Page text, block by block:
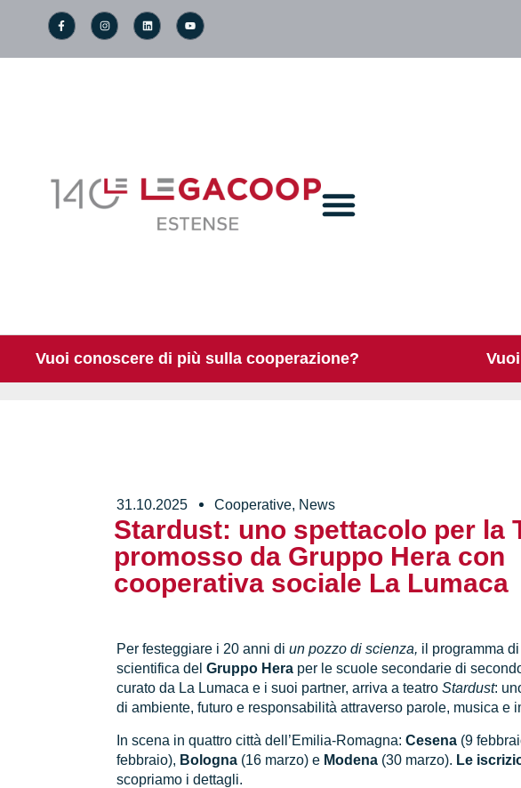
Vuoi conoscere di più sulla cooperazione?
31.10.2025 Cooperative, News
Stardust: uno spettacolo per la
promosso da Gruppo Hera con
cooperativa sociale La Lumaca
Per festeggiare i 20 anni diun pozzo di scienza, il programma
scientifica delGruppo Hera per le scuole secondarie di
curato da La Lumaca e i suoi partner, arriva a teatroStardust:
di ambiente, futuro e responsabilità attraverso parole, musica e
In scena in quattro città dell’Emilia-Romagna:Cesena (9
febbraio), Bologna (16 marzo) e Modena (30 marzo). Le
scopriamo i dettagli.